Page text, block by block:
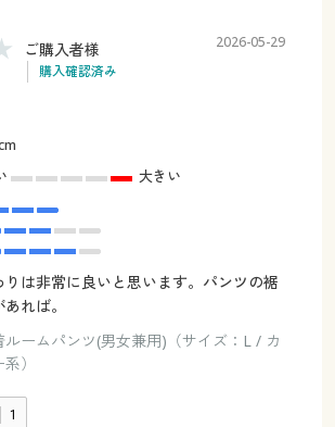
ご購入者様
購入確認済み
2026-05-29
大きい
は非常に良いと思います。パンツの裾
れば。
ルームパンツ(男女兼用)（サイズ：L / カ
）
1